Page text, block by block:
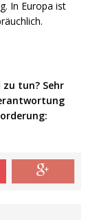
In Europa ist
tun? Sehr